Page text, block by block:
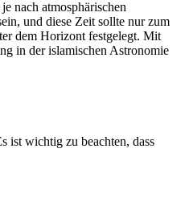
nach atmosphärischen
und diese Zeit sollte nur zum
dem Horizont festgelegt. Mit
in der islamischen Astronomie
ist wichtig zu beachten, dass